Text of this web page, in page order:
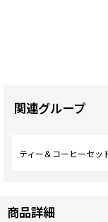
関連グループ
ティー＆コーヒーセッ
商品詳細